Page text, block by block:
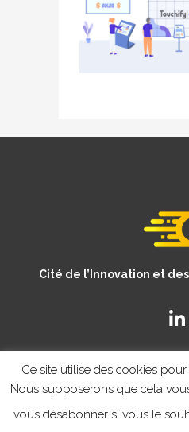
Cité de l’Innovation et
© Copyright CISAM 2020-
Ce site utilise des cookies
Nous supposerons que cela
vous désabonner si vous le